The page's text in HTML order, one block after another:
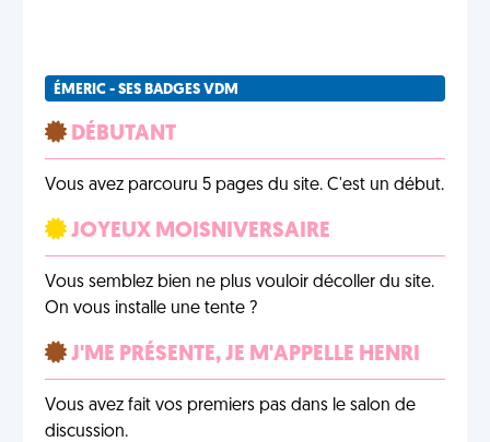
ÉMERIC - SES BADGES VDM
DÉBUTANT
Vous avez parcouru 5 pages du site. C'est un début.
JOYEUX MOISNIVERSAIRE
Vous semblez bien ne plus vouloir décoller du site.
On vous installe une tente ?
J'ME PRÉSENTE, JE M'APPELLE HENRI
Vous avez fait vos premiers pas dans le salon de
discussion.